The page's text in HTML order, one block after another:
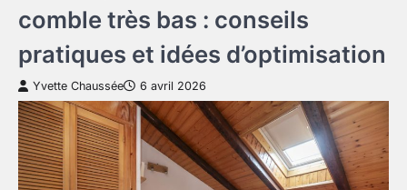
comble très bas : conseils
pratiques et idées d’optimisation
Yvette Chaussée 6 avril 2026